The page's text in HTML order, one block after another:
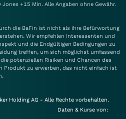
Jones +15 Min. Alle Angaben ohne Gewähr.
die BaFin ist nicht als ihre Befürwortung
Wir empfehlen Interessenten und
und die Endgültigen Bedingungen zu
treffen, um sich möglichst umfassend
potenziellen Risiken und Chancen des
Produkt zu erwerben, das nicht einfach ist
Holding AG - Alle Rechte vorbehalten.
Daten & Kurse von: